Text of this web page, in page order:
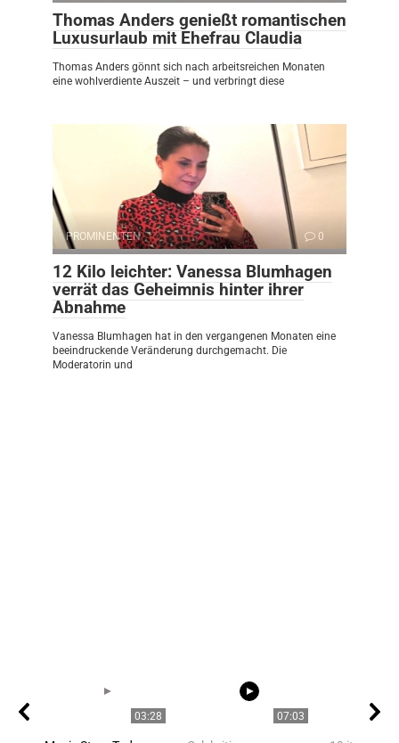
Thomas Anders genießt romantischen
Luxusurlaub mit Ehefrau Claudia
Thomas Anders gönnt sich nach arbeitsreichen Monaten
eine wohlverdiente Auszeit – und verbringt diese
PROMINENTEN 0
12 Kilo leichter: Vanessa Blumhagen
verrät das Geheimnis hinter ihrer
Abnahme
Vanessa Blumhagen hat in den vergangenen Monaten eine
beeindruckende Veränderung durchgemacht. Die
Moderatorin und
03:28 07:03